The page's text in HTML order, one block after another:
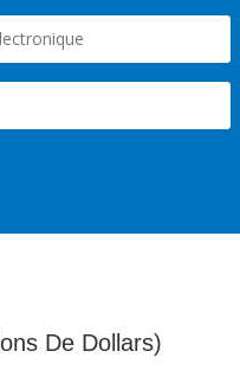
De Dollars)